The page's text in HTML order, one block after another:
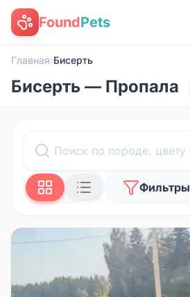
FoundPets
Главная›Бисерть
Бисерть — Пропала
Фильтры